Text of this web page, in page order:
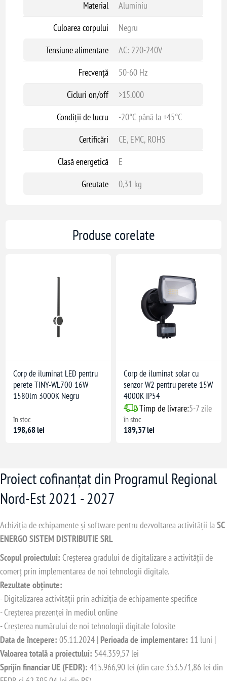
Material
Aluminiu
Culoarea corpului
Negru
Tensiune alimentare
AC: 220-240V
Frecvență
50-60 Hz
Cicluri on/off
>15.000
Condiții de lucru
-20°C până la +45°C
Certificări
CE, EMC, ROHS
Clasă energetică
E
Greutate
0,31 kg
Produse corelate
Corp de iluminat LED pentru
perete TINY-WL700 16W
1580lm 3000K Negru
în stoc
198,68 lei
Corp de iluminat solar cu
senzor W2 pentru perete 15W
4000K IP54
Timp de livrare:5-7 zile
în stoc
189,37 lei
Proiect cofinanțat din Programul Regional
Nord-Est 2021 - 2027
Achiziția de echipamente și software pentru dezvoltarea activității laSC
ENERGO SISTEM DISTRIBUTIE SRL
Scopul proiectului: Creșterea gradului de digitalizare a activității de
comerț prin implementarea de noi tehnologii digitale.
Rezultate obținute:
- Digitalizarea activității prin achiziția de echipamente specifice
- Creșterea prezenței în mediul online
- Creșterea numărului de noi tehnologii digitale folosite
Data de începere: 05.11.2024 | Perioada de implementare: 11 luni |
Valoarea totală a proiectului: 544.359,57 lei
Sprijin financiar UE (FEDR): 415.966,90 lei (din care 353.571,86 lei din